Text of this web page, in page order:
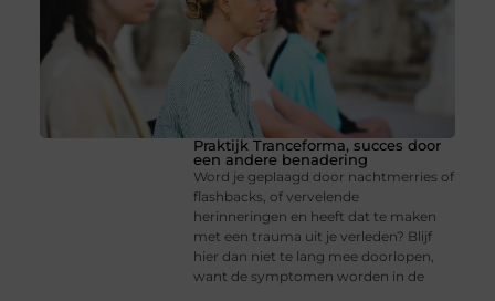
Praktijk Tranceforma, succes door
een andere benadering
Word je geplaagd door nachtmerries of
flashbacks, of vervelende
herinneringen en heeft dat te maken
met een trauma uit je verleden? Blijf
hier dan niet te lang mee doorlopen,
want de symptomen worden in de